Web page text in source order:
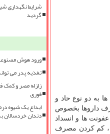
به دو نوع حاد و
داروها بخصوص
ها و انسداد
کم کردن مصرف
شرایط نگهداری
گردید
ورود هوش
تغذیه پدر می
زلزله مصر و کمک
فوری
ابداع یک شیوه
دندان خردسالان